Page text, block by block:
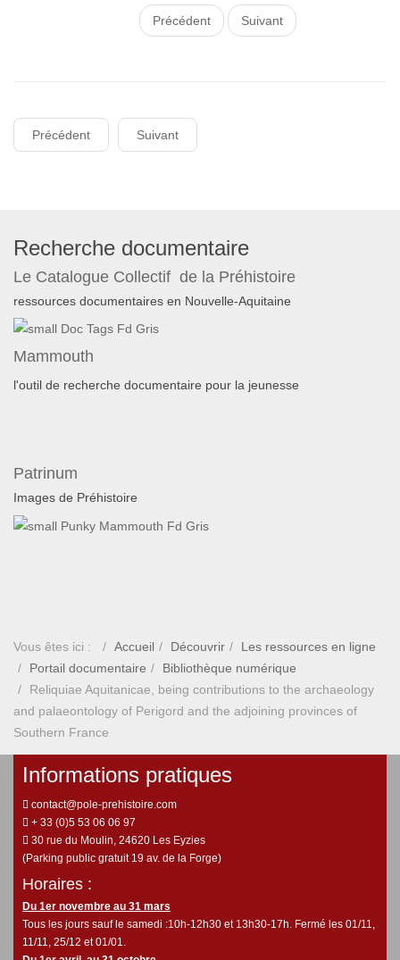
Précédent Suivant
Précédent Suivant
Recherche documentaire
Le Catalogue Collectif de la Préhistoire
ressources documentaires en Nouvelle-Aquitaine
Mammouth
l'outil de recherche documentaire pour la jeunesse
Patrinum
Images de Préhistoire
Vous êtes ici : Accueil Découvrir
Les ressources en ligne
Portail documentaire
Bibliothèque numérique
Reliquiae Aquitanicae, being contributions to the archaeology
and palaeontology of Perigord and the adjoining provinces of
Southern France
Informations pratiques
contact@pole-prehistoire.com
+ 33 (0)5 53 06 06 97
30 rue du Moulin, 24620 Les Eyzies
(Parking public gratuit 19 av. de la Forge)
Horaires :
Du 1er novembre au 31 mars
Tous les jours sauf le samedi :10h-12h30 et 13h30-17h. Fermé les 01/11,
11/11, 25/12 et 01/01.